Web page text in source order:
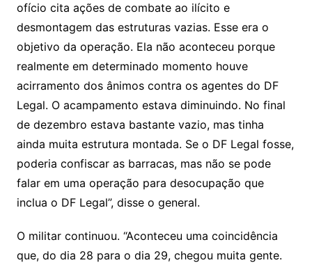
ofício cita ações de combate ao ilícito e
desmontagem das estruturas vazias. Esse era o
objetivo da operação. Ela não aconteceu porque
realmente em determinado momento houve
acirramento dos ânimos contra os agentes do DF
Legal. O acampamento estava diminuindo. No final
de dezembro estava bastante vazio, mas tinha
ainda muita estrutura montada. Se o DF Legal fosse,
poderia confiscar as barracas, mas não se pode
falar em uma operação para desocupação que
inclua o DF Legal”, disse o general.
O militar continuou. “Aconteceu uma coincidência
que, do dia 28 para o dia 29, chegou muita gente.